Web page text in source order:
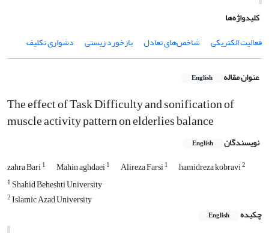
کلیدواژه‌ها
فعالیت الکتریکی
شاخص‌های تعادل بازخورد زیستی دشواری تکلیف
عنوان مقاله English
The effect of Task Difficulty and sonification of
muscle activity pattern on elderlies balance
نویسندگان English
zahra Bari1 Mahin aghdaei1 Alireza Farsi1 hamidreza kobravi2
1 Shahid Beheshti University
2Islamic Azad University
چکیده
English